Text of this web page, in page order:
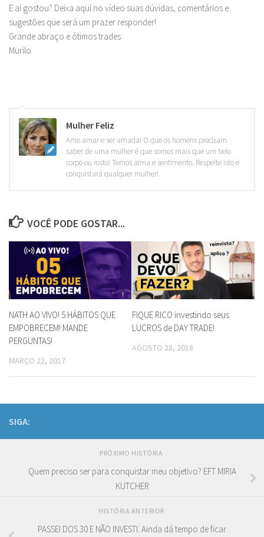
E ai gostou? Deixa aqui no vídeo suas dúvidas, comentários e
sugestões que será um prazer responder!
Grande abraço e ótimos trades
Murilo
Mulher Feliz
Amo amar e ser amada! O que os homens precisam
saber de uma mulher é que somos mais que um belo
corpo ou rosto! Temos alma e sentimento. Respeite isto e
conquistará qualquer mulher!
VOCÊ PODE GOSTAR...
NATH AO VIVO! 5 HÁBITOS QUE
EMPOBRECEM! MANDE
PERGUNTAS!
MARÇO 22, 2017
FIQUE RICO investindo seus
LUCROS de DAY TRADE!
AGOSTO 28, 2018
SIGA:
PRÓXIMO HISTÓRIA
Quem preciso ser para conquistar meu objetivo? EFT MIRIA
KUTCHER
HISTÓRIA ANTERIOR
PASSEI DOS 30 E NÃO INVESTI. Ainda dá tempo de ficar